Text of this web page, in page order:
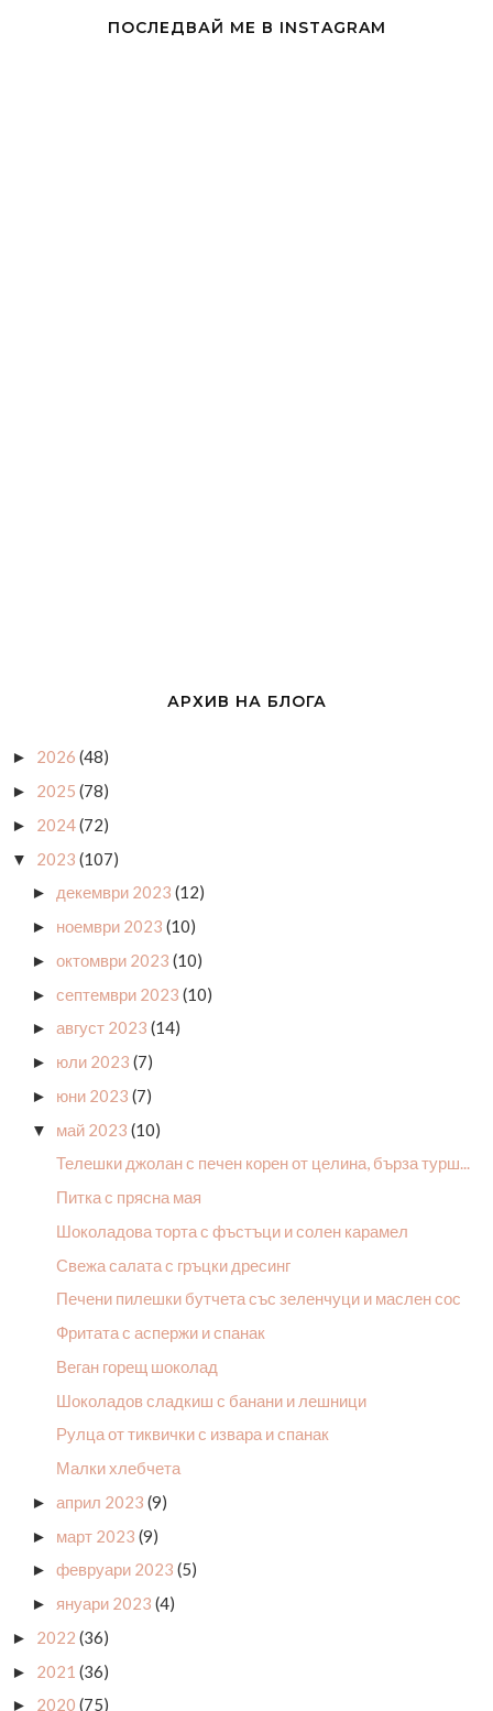
ПОСЛЕДВАЙ МЕ В INSTAGRAM
АРХИВ НА БЛОГА
► 2026 (48)
► 2025 (78)
► 2024(72)
▼ 2023 (107)
► декември 2023 (12)
► ноември 2023 (10)
► октомври 2023 (10)
► септември 2023 (10)
► август 2023 (14)
► юли 2023 (7)
► юни 2023 (7)
▼ май 2023 (10)
Телешки джолан с печен корен от целина, бърза турш...
Питка с прясна мая
Шоколадова торта с фъстъци и солен карамел
Свежа салата с гръцки дресинг
Печени пилешки бутчета със зеленчуци и маслен сос
Фритата с аспержи и спанак
Веган горещ шоколад
Шоколадов сладкиш с банани и лешници
Рулца от тиквички с извара и спанак
Малки хлебчета
► април 2023 (9)
► март 2023 (9)
► февруари 2023 (5)
► януари 2023 (4)
► 2022 (36)
► 2021 (36)
► 2020 (75)